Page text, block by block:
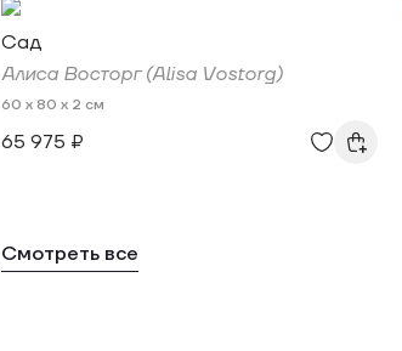
Сад
Алиса Восторг (Alisa Vostorg)
60 x 80 x 2 см
65 975 ₽
Смотреть все